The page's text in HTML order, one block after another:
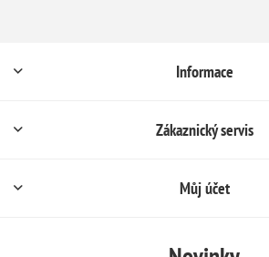
Informace
Zákaznický servis
Můj účet